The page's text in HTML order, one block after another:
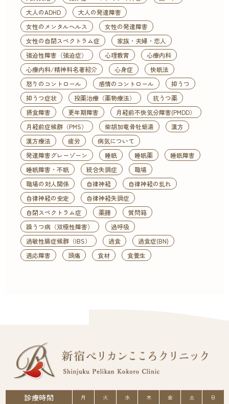
大人のADHD
大人の発達障害
女性のメンタルヘルス
女性の発達障害
女性の自閉スペクトラム症
家族・夫婦・恋人
強迫性障害（強迫症）
心理教育
心療内科
心療内科/精神科名著紹介
心身症
快眠法
怒りのコントロール
感情のコントロール
抑うつ
抑うつ症状
投薬治療（薬物療法）
抗うつ薬
摂食障害
更年期障害
月経前不快気分障害(PMDD）
月経前症候群（PMS）
柴胡加竜骨牡蛎湯
漢方
漢方療法
疲労
病気について
発達障害グレーゾーン
睡眠 睡眠薬
睡眠障害
睡眠障害・不眠
統合失調症
職場
職場の対人関係
自律神経
自律神経の乱れ
自律神経の安定
自律神経失調症
自閉スペクトラム症
薬膳
質問箱
躁うつ病（双極性障害）
過呼吸
過敏性腸症候群（IBS）
過食
過食症(BN)
適応障害
頭痛 食材 食養生
診療時間 月 火 水 木 金 土 日